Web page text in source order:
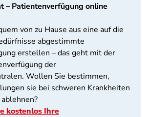
– Patientenverfügung online
von zu Hause aus eine auf die
abgestimmte
erstellen – das geht mit der
der
Wollen Sie bestimmen,
sie bei schweren Krankheiten
kostenlos Ihre